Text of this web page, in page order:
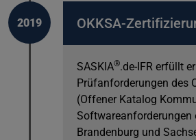
OKKSA-
SASKIA®.de-IFR erfüllt
Prüfanforderungen des
(Offener Katalog
Softwareanforderungen
Brandenburg und
2019